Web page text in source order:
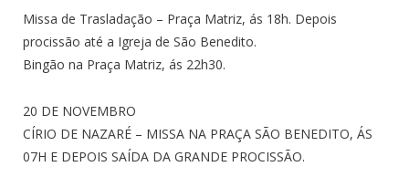
Missa de Trasladação – Praça Matriz, ás 18h. Depois
procissão até a Igreja de São Benedito.
Bingão na Praça Matriz, ás 22h30.
20 DE NOVEMBRO
CÍRIO DE NAZARÉ – MISSA NA PRAÇA SÃO BENEDITO, ÁS
07H E DEPOIS SAÍDA DA GRANDE PROCISSÃO.